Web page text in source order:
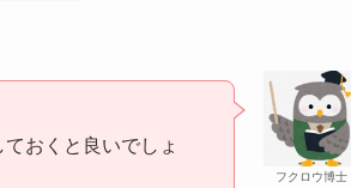
フクロウ博士
おくと良いでしょ